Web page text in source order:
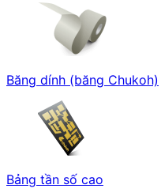
Băng dính (băng Chukoh)
Bảng tần số cao